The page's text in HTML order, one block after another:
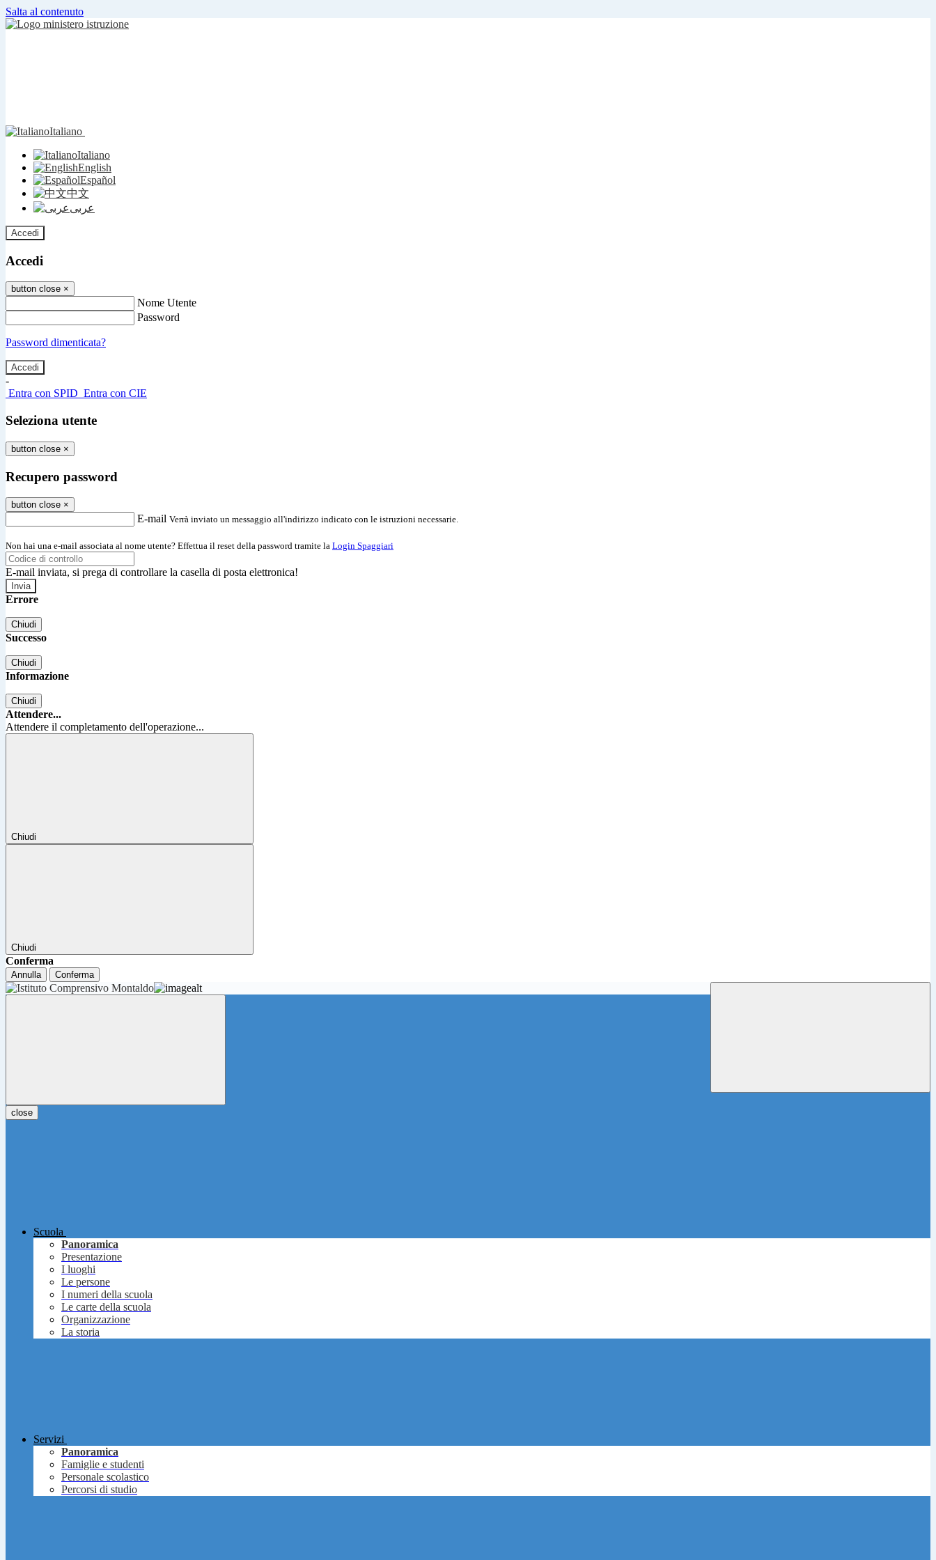
Salta al contenuto
Italiano
Italiano
English
Español
中文
عربى
Accedi
Accedi
button close ×
Nome Utente
Password
Password dimenticata?
-
Entra con SPID Entra con CIE
Seleziona utente
button close ×
Recupero password
button close ×
E-mail Verrà inviato un messaggio all'indirizzo indicato con le istruzioni necessarie.
Non hai una e-mail associata al nome utente? Effettua il reset della password tramite la Login Spaggiari
E-mail inviata, si prega di controllare la casella di posta elettronica!
Errore
Chiudi
Successo
Chiudi
Informazione
Chiudi
Attendere...
Attendere il completamento dell'operazione...
Chiudi
Chiudi
Conferma
Annulla Conferma
close
Scuola
Panoramica
Presentazione
I luoghi
Le persone
I numeri della scuola
Le carte della scuola
Organizzazione
La storia
Servizi
Panoramica
Famiglie e studenti
Personale scolastico
Percorsi di studio